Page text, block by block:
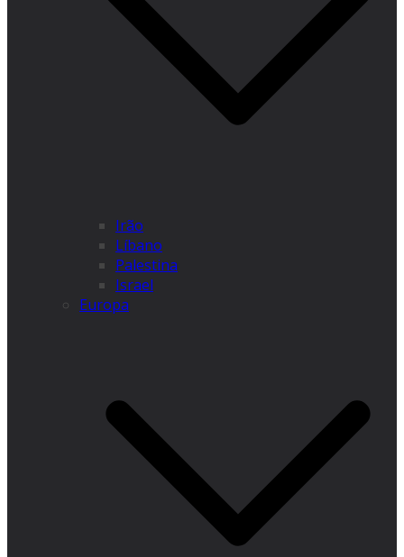
Irão
Líbano
Palestina
Israel
Europa